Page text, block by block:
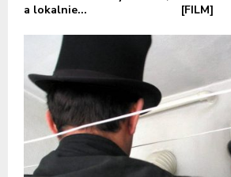
a lokalnie...
[FILM]